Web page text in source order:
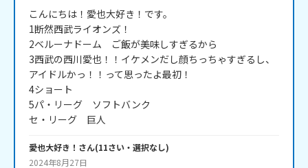
こんにちは！愛也大好き！です。
1断然西武ライオンズ！
2ベルーナドーム　ご飯が美味しすぎるから
3西武の西川愛也！！イケメンだし顔ちっちゃすぎるし、
アイドルかっ！！って思ったよ最初！
4ショート
5パ・リーグ　ソフトバンク
セ・リーグ　巨人
愛也大好き！ さん(11さい・ 選択なし)
2024年8月27日